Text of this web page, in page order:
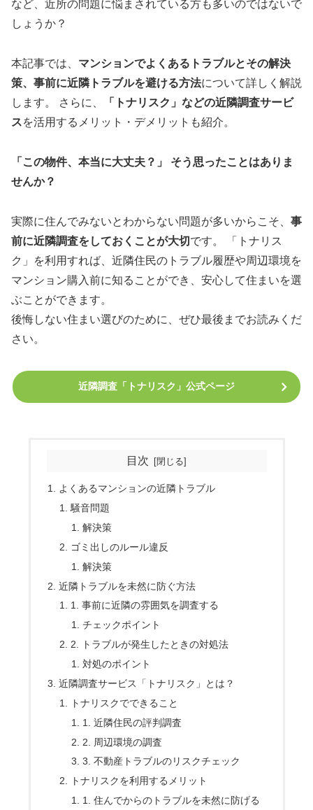
など、近所の問題に悩まされている方も多いのではないで
しょうか？
本記事では、 マンションでよくあるトラブルとその解決
策、事前に近隣トラブルを避ける方法について詳しく解説
します。 さらに、
「トナリスク」などの近隣調査サービ
スを活用するメリット・デメリットも紹介。
「この物件、本当に大丈夫？」 そう思ったことはありま
せんか？
実際に住んでみないとわからない問題が多いからこそ、 事
前に近隣調査をしておくことが大切 です。 「トナリス
ク」を利用すれば、近隣住民のトラブル履歴や周辺環境を
マンション購入前に知ることができ、安心して住まいを選
ぶことができます。
後悔しない住まい選びのために、ぜひ最後までお読みくだ
さい。
近隣調査「トナリスク」公式ページ
目次
よくあるマンションの近隣トラブル
騒音問題
解決策
ゴミ出しのルール違反
解決策
近隣トラブルを未然に防ぐ方法
1. 事前に近隣の雰囲気を調査する
チェックポイント
2. トラブルが発生したときの対処法
対処のポイント
近隣調査サービス「トナリスク」とは？
トナリスクでできること
1. 近隣住民の評判調査
2. 周辺環境の調査
3. 不動産トラブルのリスクチェック
トナリスクを利用するメリット
1. 住んでからのトラブルを未然に防げる